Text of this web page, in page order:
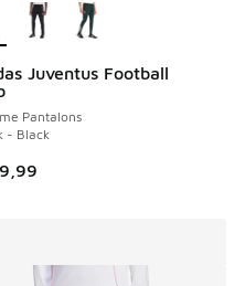
de € 64,99 à € 40,00
Juventus Football
Pantalons
- Black